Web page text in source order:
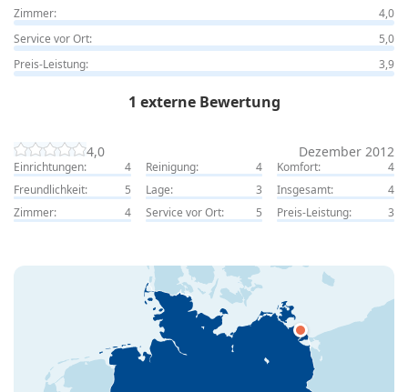
Zimmer:
4,0
Service vor Ort:
5,0
Preis-Leistung:
3,9
1 externe Bewertung
4,0 Dezember 2012
Einrichtungen: 4 Reinigung: 4 Komfort:
4
Freundlichkeit:
5 Lage: 3 Insgesamt:
4
Zimmer:
4 Service vor Ort: 5 Preis-Leistung: 3